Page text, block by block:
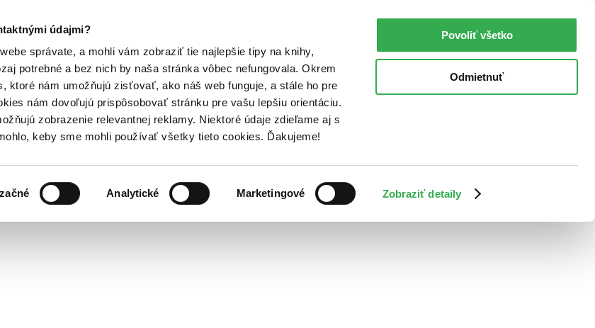
údajmi?
správate, a mohli vám zobraziť tie najlepšie tipy na knihy,
potrebné a bez nich by naša stránka vôbec nefungovala. Okrem
ktoré nám umožňujú zisťovať, ako náš web funguje, a stále ho pre
nám dovoľujú prispôsobovať stránku pre vašu lepšiu orientáciu.
zobrazenie relevantnej reklamy. Niektoré údaje zdieľame aj s
keby sme mohli používať všetky tieto cookies. Ďakujeme!
Analytické Marketingové Zobraziť detaily
Povoliť všetko
Odmietnuť